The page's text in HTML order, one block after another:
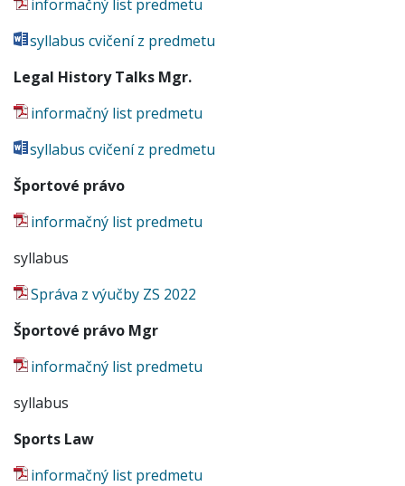
informačný list predmetu
syllabus cvičení z predmetu
Legal History Talks Mgr.
informačný list predmetu
syllabus cvičení z predmetu
Športové právo
informačný list predmetu
syllabus
Správa z výučby ZS 2022
Športové právo Mgr
informačný list predmetu
syllabus
Sports Law
informačný list predmetu